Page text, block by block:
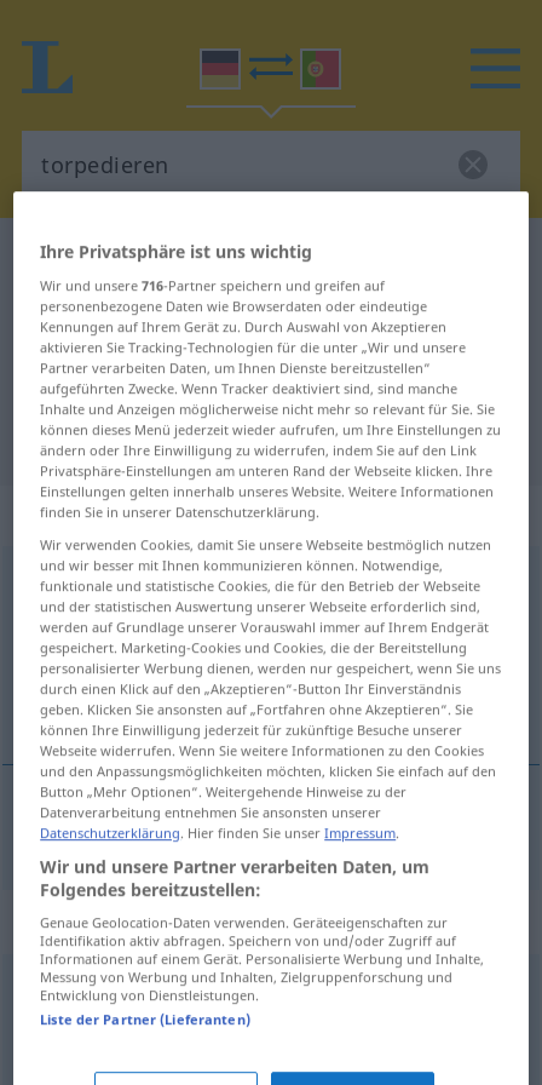
Deutsch-Portugiesisch Wörterbuch
Deutsch-Portugiesisch
Übersetzung für "torpedieren"
"torpedieren" Portugiesisch
Übersetzung
„torpedieren“
torpedieren [tɔrpeˈdiːrən] <torpedieren>
Übersicht aller Übersetzungen
(Für mehr Details die Übersetzung anklicken/antippen)
torpedear
torpedear torpedieren
Synonyme für "torpedieren"
sabotieren
einschränken,dazwischenkommen,abbiegen,
Ihre Privatsphäre ist uns wichtig
Wir und unsere716-Partner speichern und greifen auf
personenbezogene Daten wie Browserdaten oder eindeutige
Kennungen auf Ihrem Gerät zu. Durch Auswahl von Akzeptieren
aktivieren Sie Tracking-Technologien für die unter „Wir und unsere
Partner verarbeiten Daten, um Ihnen Dienste bereitzustellen“
aufgeführten Zwecke. Wenn Tracker deaktiviert sind, sind manche
Inhalte und Anzeigen möglicherweise nicht mehr so relevant für Sie. Sie
können dieses Menü jederzeit wieder aufrufen, um Ihre Einstellungen zu
ändern oder Ihre Einwilligung zu widerrufen, indem Sie auf den Link
Privatsphäre-Einstellungen am unteren Rand der Webseite klicken. Ihre
Einstellungen gelten innerhalb unseres Website. Weitere Informationen
finden Sie in unserer Datenschutzerklärung.
Wir verwenden Cookies, damit Sie unsere Webseite bestmöglich nutzen
und wir besser mit Ihnen kommunizieren können. Notwendige,
funktionale und statistische Cookies, die für den Betrieb der Webseite
und der statistischen Auswertung unserer Webseite erforderlich sind,
werden auf Grundlage unserer Vorauswahl immer auf Ihrem Endgerät
gespeichert. Marketing-Cookies und Cookies, die der Bereitstellung
personalisierter Werbung dienen, werden nur gespeichert, wenn Sie uns
durch einen Klick auf den „Akzeptieren“-Button Ihr Einverständnis
geben. Klicken Sie ansonsten auf „Fortfahren ohne Akzeptieren“. Sie
können Ihre Einwilligung jederzeit für zukünftige Besuche unserer
Webseite widerrufen. Wenn Sie weitere Informationen zu den Cookies
und den Anpassungsmöglichkeiten möchten, klicken Sie einfach auf den
Button „Mehr Optionen“. Weitergehende Hinweise zu der
Datenverarbeitung entnehmen Sie ansonsten unserer
Datenschutzerklärung. Hier finden Sie unserImpressum.
Wir und unsere Partner verarbeiten Daten, um
Folgendes bereitzustellen:
Genaue Geolocation-Daten verwenden. Geräteeigenschaften zur
Identifikation aktiv abfragen. Speichern von und/oder Zugriff auf
Informationen auf einem Gerät. Personalisierte Werbung und Inhalte,
Messung von Werbung und Inhalten, Zielgruppenforschung und
Entwicklung von Dienstleistungen.
Liste der Partner (Lieferanten)